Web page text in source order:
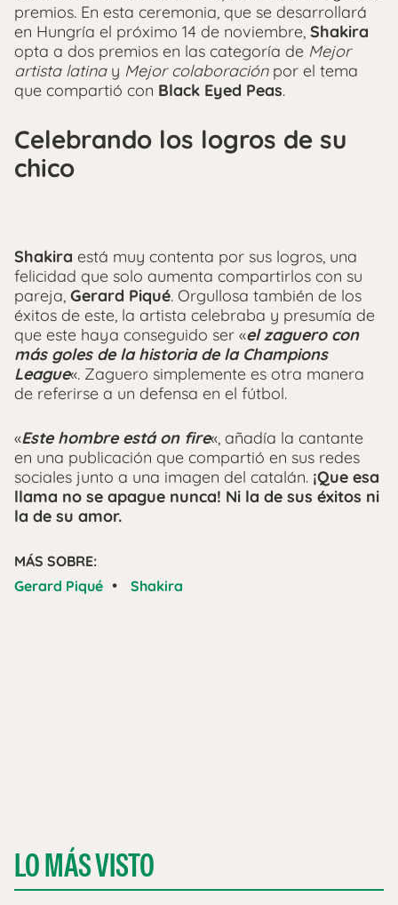
premios. En esta ceremonia, que se desarrollará
en Hungría el próximo 14 de noviembre, Shakira
opta a dos premios en las categoría de Mejor
artista latinay Mejor colaboraciónpor el tema
que compartió con Black Eyed Peas.
Celebrando los logros de su
chico
Shakira está muy contenta por sus logros, una
felicidad que solo aumenta compartirlos con su
pareja, Gerard Piqué. Orgullosa también de los
éxitos de este, la artista celebraba y presumía de
que este haya conseguido ser «el zaguero con
más goles de la historia de la Champions
League«. Zaguero simplemente es otra manera
de referirse a un defensa en el fútbol.
«Este hombre está on fire«, añadía la cantante
en una publicación que compartió en sus redes
sociales junto a una imagen del catalán. ¡Que esa
llama no se apague nunca! Ni la de sus éxitos ni
la de su amor.
MÁS SOBRE:
Gerard Piqué • Shakira
LO MÁS VISTO